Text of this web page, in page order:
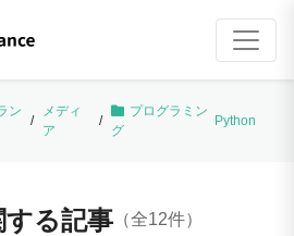
ン
/
メディ
ア
/
プログラミン
グ
Python
する記事 （全12件）